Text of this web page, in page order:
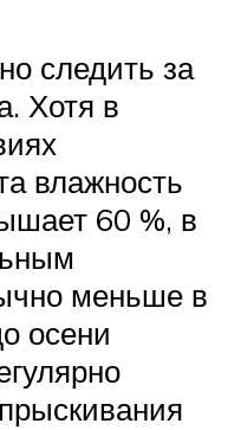
следить за
Хотя в
влажность
60 %, в
меньше в
осени